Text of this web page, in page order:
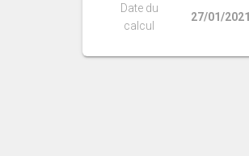
Date du
calcul
27/01/2021